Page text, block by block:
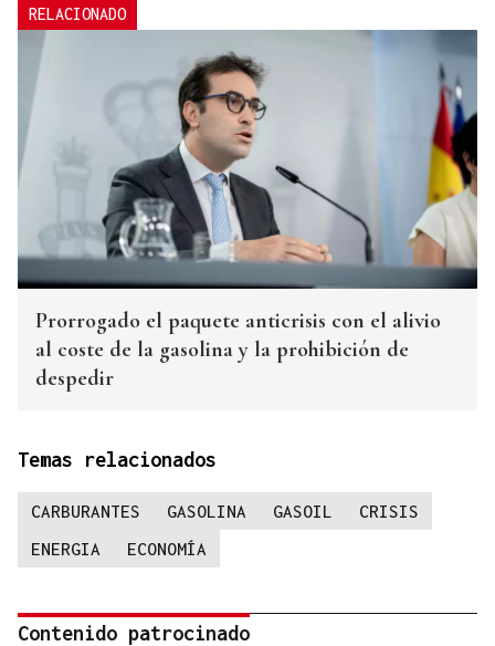
RELACIONADO
Prorrogado el paquete anticrisis con el alivio
al coste de la gasolina y la prohibición de
despedir
Temas relacionados
CARBURANTES GASOLINA GASOIL
CRISIS
ENERGIA
ECONOMÍA
Contenido patrocinado